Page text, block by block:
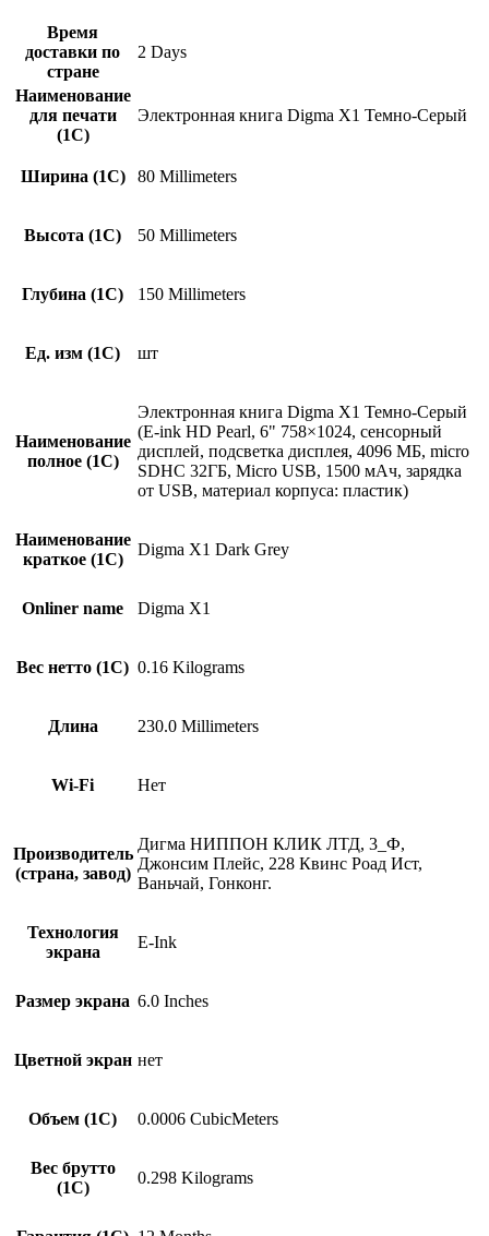
Время
доставки по
стране
2 Days
Наименование
для печати
(1С)
Электронная книга Digma X1 Темно-Серый
Ширина (1С) 80 Millimeters
Высота (1С) 50 Millimeters
Глубина (1С) 150 Millimeters
Ед. изм (1С) шт
Наименование
полное (1С)
Электронная книга Digma X1 Темно-Серый
(E-ink HD Pearl, 6" 758×1024, сенсорный
дисплей, подсветка дисплея, 4096 МБ, micro
SDHC 32ГБ, Micro USB, 1500 мAч, зарядка
от USB, материал корпуса: пластик)
Наименование
краткое (1C)
Digma X1 Dark Grey
Onliner name Digma X1
Вес нетто (1С) 0.16 Kilograms
Длина 230.0 Millimeters
Wi-Fi Нет
Производитель
(страна, завод)
Дигма НИППОН КЛИК ЛТД, 3_Ф,
Джонсим Плейс, 228 Квинс Роад Ист,
Ваньчай, Гонконг.
Технология
экрана
E-Ink
Размер экрана 6.0 Inches
Цветной экран нет
Объем (1С) 0.0006 CubicMeters
Вес брутто
(1С)
0.298 Kilograms